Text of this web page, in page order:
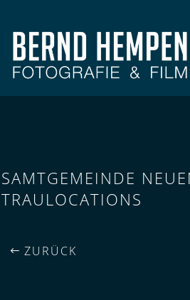
SAMTGEMEINDE
TRAULOCATIONS
ZURÜCK